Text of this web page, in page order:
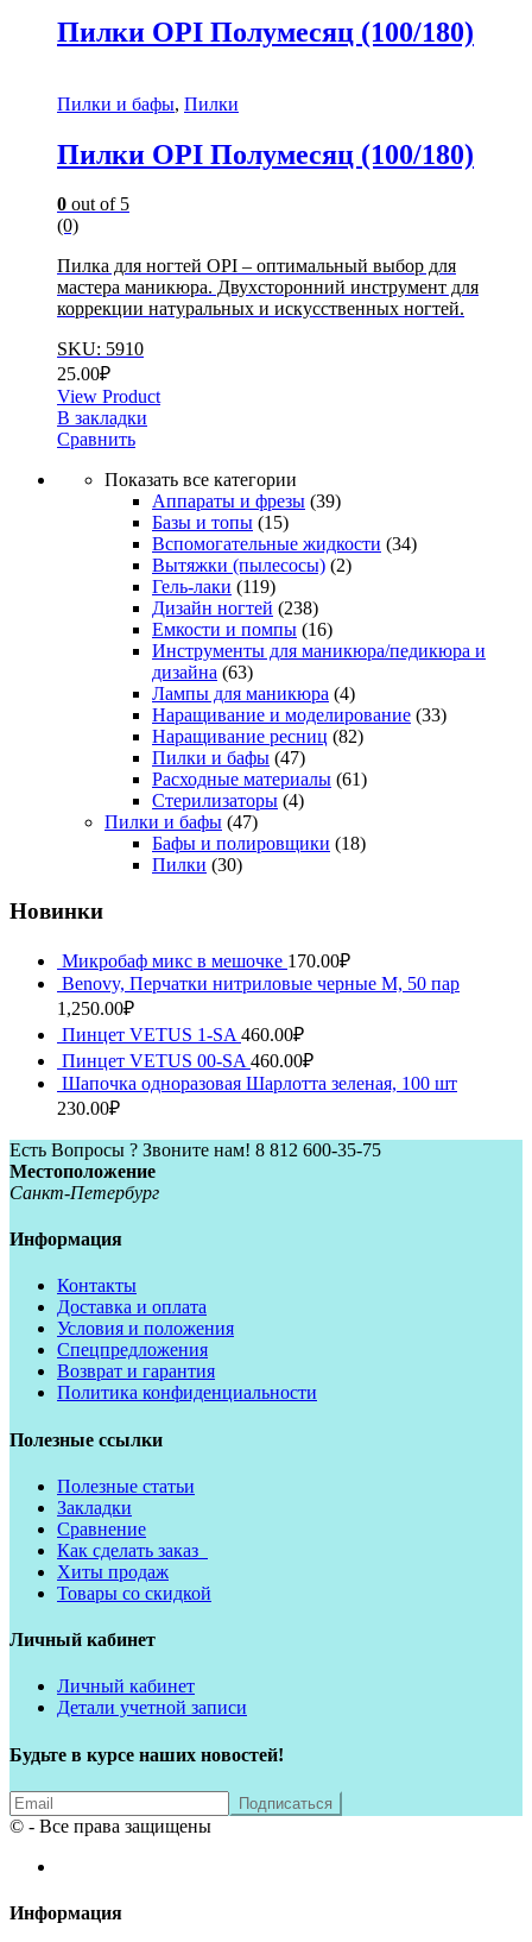
Пилки OPI Полумесяц (100/180)
Пилки и бафы, Пилки
Пилки OPI Полумесяц (100/180)
0 out of 5
(0)
Пилка для ногтей OPI – оптимальный выбор для
мастера маникюра. Двухсторонний инструмент для
коррекции натуральных и искусственных ногтей.
SKU: 5910
25.00₽
View Product
В закладки
Сравнить
Показать все категории
Аппараты и фрезы (39)
Базы и топы (15)
Вспомогательные жидкости (34)
Вытяжки (пылесосы) (2)
Гель-лаки (119)
Дизайн ногтей (238)
Емкости и помпы (16)
Инструменты для маникюра/педикюра и
дизайна (63)
Лампы для маникюра (4)
Наращивание и моделирование (33)
Наращивание ресниц (82)
Пилки и бафы (47)
Расходные материалы (61)
Стерилизаторы (4)
Пилки и бафы (47)
Бафы и полировщики (18)
Пилки (30)
Новинки
Микробаф микс в мешочке 170.00₽
Benovy, Перчатки нитриловые черные M, 50 пар
1,250.00₽
Пинцет VETUS 1-SA 460.00₽
Пинцет VETUS 00-SA 460.00₽
Шапочка одноразовая Шарлотта зеленая, 100 шт
230.00₽
Есть Вопросы ? Звоните нам! 8 812 600-35-75
Местоположение
Санкт-Петербург
Информация
Контакты
Доставка и оплата
Условия и положения
Спецпредложения
Возврат и гарантия
Политика конфиденциальности
Полезные ссылки
Полезные статьи
Закладки
Сравнение
Как сделать заказ
Хиты продаж
Товары со скидкой
Личный кабинет
Личный кабинет
Детали учетной записи
Будьте в курсе наших новостей!
© - Все права защищены
Информация